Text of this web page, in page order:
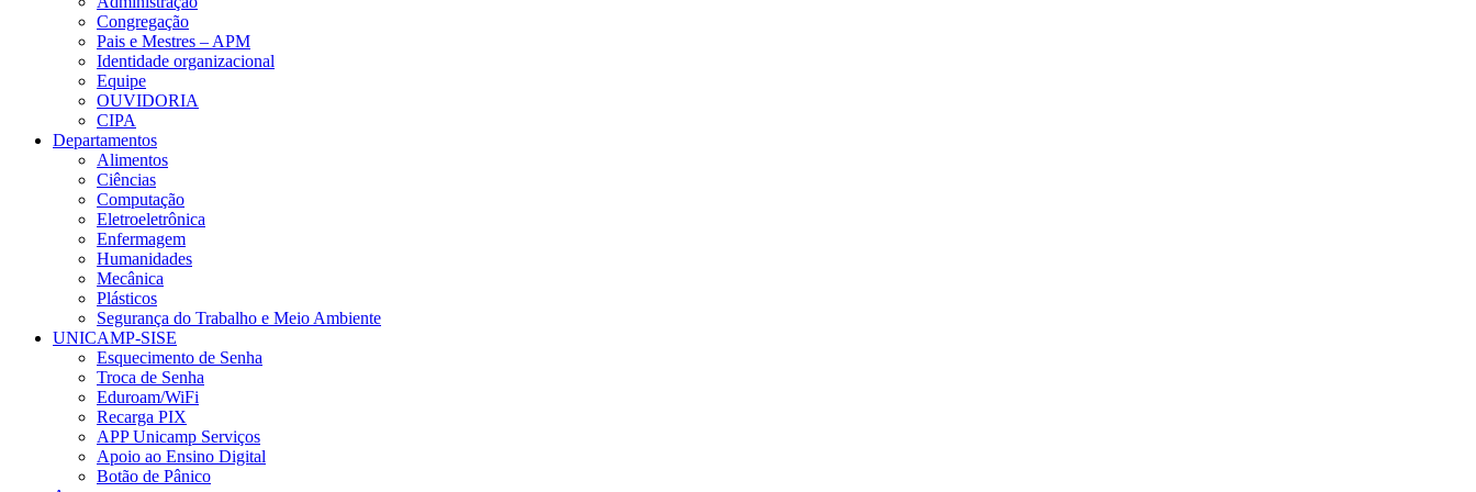
Congregação
Pais e Mestres – APM
Identidade organizacional
Equipe
OUVIDORIA
CIPA
Departamentos
Alimentos
Ciências
Computação
Eletroeletrônica
Enfermagem
Humanidades
Mecânica
Plásticos
Segurança do Trabalho e Meio Ambiente
UNICAMP-SISE
Esquecimento de Senha
Troca de Senha
Eduroam/WiFi
Recarga PIX
APP Unicamp Serviços
Apoio ao Ensino Digital
Botão de Pânico